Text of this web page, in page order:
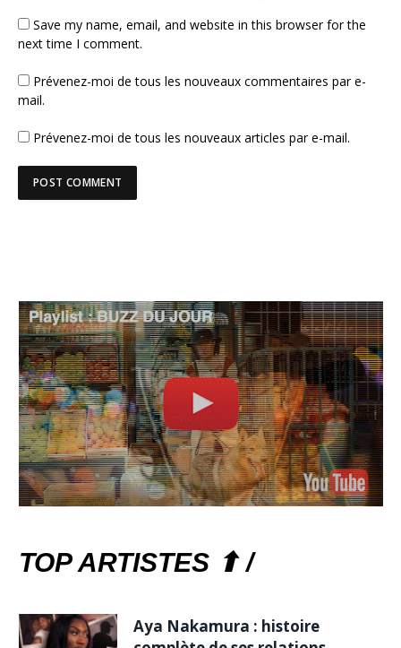
Save my name, email, and website in this browser for the
next time I comment.
Prévenez-moi de tous les nouveaux commentaires par e-
mail.
Prévenez-moi de tous les nouveaux articles par e-mail.
TOP ARTISTES ⬆ /
Aya Nakamura : histoire